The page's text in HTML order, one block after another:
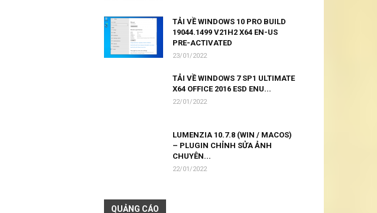
TẢI VỀ WINDOWS 10 PRO BUILD
19044.1499 V21H2 X64 EN-US
PRE-ACTIVATED
23/01/2022
TẢI VỀ WINDOWS 7 SP1 ULTIMATE
X64 OFFICE 2016 ESD ENU...
22/01/2022
LUMENZIA 10.7.8 (WIN / MACOS)
– PLUGIN CHỈNH SỬA ẢNH
CHUYÊN...
22/01/2022
QUẢNG CÁO